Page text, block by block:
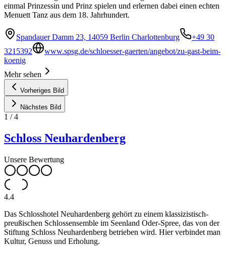
einmal Prinzessin und Prinz spielen und erlernen dabei einen echten
Menuett Tanz aus dem 18. Jahrhundert.
Spandauer Damm 23, 14059 Berlin Charlottenburg
+49 30
3215392
www.spsg.de/schloesser-gaerten/angebot/zu-gast-beim-
koenig
Mehr sehen
Vorheriges Bild
Nächstes Bild
1 /4
Schloss Neuhardenberg
Unsere Bewertung
4.4
Das Schlosshotel Neuhardenberg gehört zu einem klassizistisch-
preußischen Schlossensemble im Seenland Oder-Spree, das von der
Stiftung Schloss Neuhardenberg betrieben wird. Hier verbindet man
Kultur, Genuss und Erholung.